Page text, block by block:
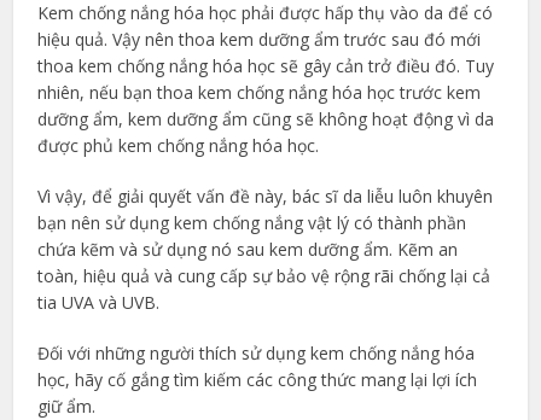
Kem chống nắng hóa học phải được hấp thụ vào da để có
hiệu quả. Vậy nên thoa kem dưỡng ẩm trước sau đó mới
thoa kem chống nắng hóa học sẽ gây cản trở điều đó. Tuy
nhiên, nếu bạn thoa kem chống nắng hóa học trước kem
dưỡng ẩm, kem dưỡng ẩm cũng sẽ không hoạt động vì da
được phủ kem chống nắng hóa học.
Vì vậy, để giải quyết vấn đề này, bác sĩ da liễu luôn khuyên
bạn nên sử dụng kem chống nắng vật lý có thành phần
chứa kẽm và sử dụng nó sau kem dưỡng ẩm. Kẽm an
toàn, hiệu quả và cung cấp sự bảo vệ rộng rãi chống lại cả
tia UVA và UVB.
Đối với những người thích sử dụng kem chống nắng hóa
học, hãy cố gắng tìm kiếm các công thức mang lại lợi ích
giữ ẩm.